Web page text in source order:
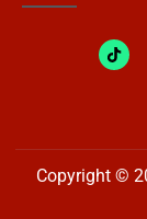
Copyright ©